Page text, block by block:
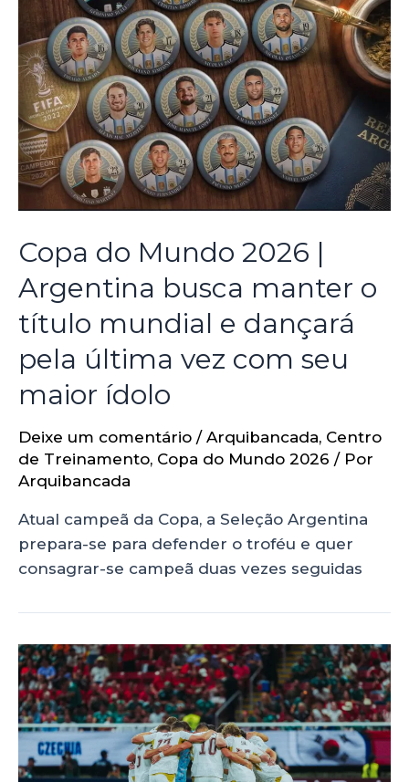
Copa do Mundo 2026 |
Argentina busca manter o
título mundial e dançará
pela última vez com seu
maior ídolo
Deixe um comentário / Arquibancada, Centro
de Treinamento, Copa do Mundo 2026 / Por
Arquibancada
Atual campeã da Copa, a Seleção Argentina
prepara-se para defender o troféu e quer
consagrar-se campeã duas vezes seguidas